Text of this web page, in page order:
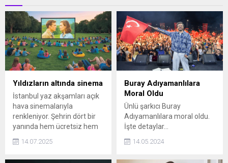
Yıldızların altında sinema
İstanbul yaz akşamları açık
hava sinemalarıyla
renkleniyor. Şehrin dört bir
yanında hem ücretsiz hem
de biletli gösterimlerle
sinemaseverler yıldızların
14.07.2025
Buray Adıyamanlılara
Moral Oldu
Ünlü şarkıcı Buray
Adıyamanlılara moral oldu.
İşte detaylar...
14.05.2024